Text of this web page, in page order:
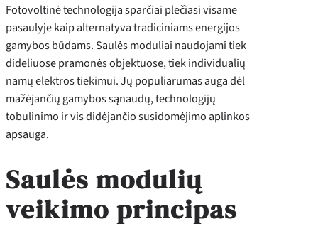
Fotovoltinė technologija sparčiai plečiasi visame
pasaulyje kaip alternatyva tradiciniams energijos
gamybos būdams. Saulės moduliai naudojami tiek
dideliuose pramonės objektuose, tiek individualių
namų elektros tiekimui. Jų populiarumas auga dėl
mažėjančių gamybos sąnaudų, technologijų
tobulinimo ir vis didėjančio susidomėjimo aplinkos
apsauga.
Saulės modulių
veikimo principas